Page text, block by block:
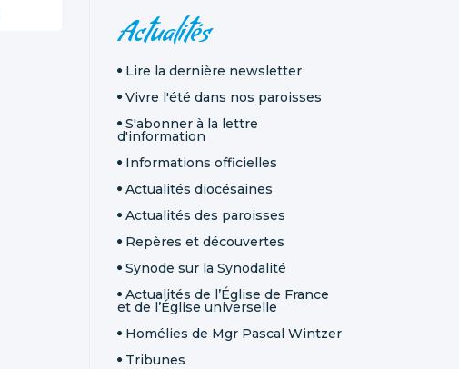
Actualités
Lire la dernière newsletter
Vivre l'été dans nos paroisses
S'abonner à la lettre
d'information
Informations officielles
Actualités diocésaines
Actualités des paroisses
Repères et découvertes
Synode sur la Synodalité
Actualités de l’Église de France
et de l’Église universelle
Homélies de Mgr Pascal Wintzer
Tribunes